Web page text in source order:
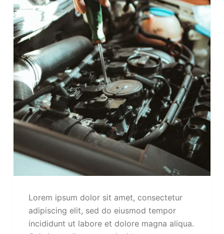
Lorem ipsum dolor sit amet, consectetur
adipiscing elit, sed do eiusmod tempor
incididunt ut labore et dolore magna aliqua.